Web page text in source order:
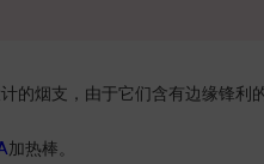
的烟支，由于它们含有边缘锋
加热棒。